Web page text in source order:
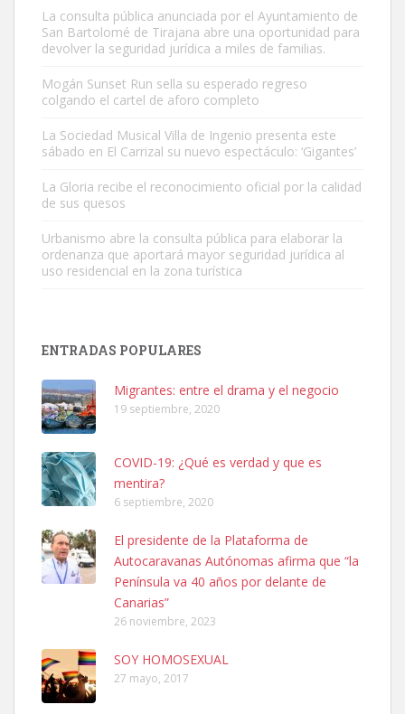
Adopción urgente
Busco adopción responsable para mi perra. Pastor alemán,
hembra, 4 años. Por motivos personales ...
Leales.org » Gran Canaria
Ninfa perdida
El día 5 se los perdió una ninfa papillera, asustada tiene miedo a la
calle, se perdió por la zon...
Leales.org » Gran Canaria
6.7.2025
La consulta pública anunciada por el Ayuntamiento de
San Bartolomé de Tirajana abre una oportunidad para
devolver la seguridad jurídica a miles de familias.
Mogán Sunset Run sella su esperado regreso
colgando el cartel de aforo completo
La Sociedad Musical Villa de Ingenio presenta este
sábado en El Carrizal su nuevo espectáculo: ‘Gigantes’
La Gloria recibe el reconocimiento oficial por la calidad
de sus quesos
Urbanismo abre la consulta pública para elaborar la
ordenanza que aportará mayor seguridad jurídica al
uso residencial en la zona turística
ENTRADAS POPULARES
Migrantes: entre el drama y el negocio
19 septiembre, 2020
COVID-19: ¿Qué es verdad y que es
mentira?
6 septiembre, 2020
El presidente de la Plataforma de
Autocaravanas Autónomas afirma que “la
Península va 40 años por delante de
Canarias”
26 noviembre, 2023
SOY HOMOSEXUAL
27 mayo, 2017